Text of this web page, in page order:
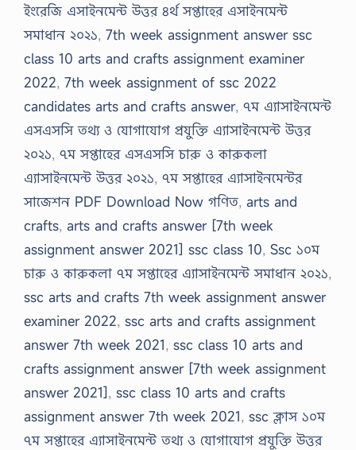
ইংরেজি এসাইনমেন্ট উত্তর ৪র্থ সপ্তাহের এসাইনমেন্ট
সমাধান ২০২১, 7th week assignment answer ssc
class 10 arts and crafts assignment examiner
2022, 7th week assignment of ssc 2022
candidates arts and crafts answer, ৭ম এ্যাসাইনমেন্ট
এসএসসি তথ্য ও যোগাযোগ প্রযুক্তি এ্যাসাইনমেন্ট উত্তর
২০২১, ৭ম সপ্তাহের এসএসসি চারু ও কারুকলা
এ্যাসাইনমেন্ট উত্তর ২০২১, ৭ম সপ্তাহের এ্যাসাইনমেন্টর
সাজেশন PDF Download Now গণিত, arts and
crafts, arts and crafts answer [7th week
assignment answer 2021] ssc class 10, Ssc ১০ম
চারু ও কারুকলা ৭ম সপ্তাহের এ্যাসাইনমেন্ট সমাধান ২০২১,
ssc arts and crafts 7th week assignment answer
examiner 2022, ssc arts and crafts assignment
answer 7th week 2021, ssc class 10 arts and
crafts assignment answer [7th week assignment
answer 2021], ssc class 10 arts and crafts
assignment answer 7th week 2021, ssc ক্লাস ১০ম
৭ম সপ্তাহের এ্যাসাইনমেন্ট তথ্য ও যোগাযোগ প্রযুক্তি উত্তর